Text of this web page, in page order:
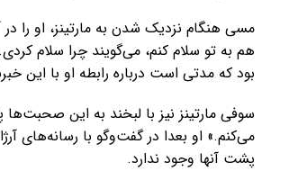
مسی هنگام نزدیک شدن به مارتینز، او را
هم به تو سلام کنم، می‌گویند چرا سلام
بود که مدتی است درباره رابطه او با این
سوفی مارتینز نیز با لبخند به این
می‌کنم.» او بعدا در گفت‌وگو با رسانه‌های
پشت آنها وجود ندارد.